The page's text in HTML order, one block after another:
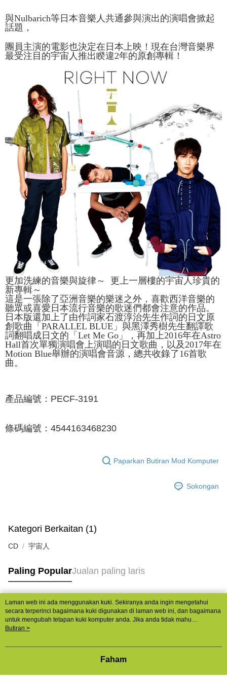
NT$65/pesanan | Penghantaran percuma untuk pesanan
NT$1,000 atau lebih
付款後7-11取貨
NT$65/pesanan | Penghantaran percuma untuk pesanan
NT$1,000 atau lebih
NT$85/pesanan | Penghantaran percuma untuk pesanan
NT$1,000 atau lebih
海外地區配送 Kadar Penghantaran
與Nulbarich等日本音樂人共通參與演出的演唱會掀起
話題，
團員主演的電影也決定在日本上映！現在台灣音樂界
最受注目的宇宙人推出睽違2年的原創專輯！
更加洗練的音樂與旋律～ 更上一層樓的宇宙人珍貴的
新專輯～
這是一張除了亞洲音樂的樂迷之外，喜歡西洋音樂的
聽眾或喜愛日本流行音樂的歌迷們都會注意的作品。
日本版還加上了由作詞家石渡淳治先生作詞的日文原
創歌曲「PARALLEL BLUE」與黑澤秀樹先生翻譯歌
詞翻唱成日文的「Let Me Go」，再加上2016年在Astro
Hall首次單獨演唱會上演唱的日文歌曲，以及2017年在
Motion Blue舉辦的演唱會音源，總共收錄了16首歌
曲。
產品編號： PECF-3191
條碼編號： 4544163468230
Paparkan Butiran Mod Komputer
Sokongan
Kategori Berkaitan (1)
CD 宇宙人
Paling PopularJualan paling laris
Tag Popular
Laman web ini ada menggunakan kuki. Sekiranya anda ingin mengetahui
secara terperinci bagaimana kuki digunakan di laman web ini, dan bagaimana
untuk mengubah tetapan kuki komputer anda. Jika anda tidak mahu
menggunakan kuki di komputer anda, sila rujuk penerangan mengenai kuki.
mengetahui secara terperinci bagaimana kuki digunakan di laman web ini,
mahu menggunakan kuki di komputer anda, sila rujuk penerangan mengenai
Butiran >
Faham